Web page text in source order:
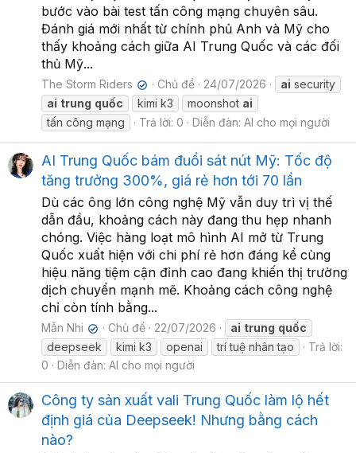
bước vào bài test tấn công mạng chuyên sâu.
Đánh giá mới nhất từ chính phủ Anh và Mỹ cho
thấy khoảng cách giữa AI Trung Quốc và các đối
thủ Mỹ...
The Storm Riders ✔ Chủ đề 24/07/2026 ai security
ai trung quốc kimi k3 moonshot ai
tấn công mạng
Trả lời: 0 Diễn đàn: AI cho mọi người
AI Trung Quốc bám đuổi sát nút Mỹ: Tốc độ
tăng trưởng 300%, giá rẻ hơn tới 70 lần
Dù các ông lớn công nghệ Mỹ vẫn duy trì vị thế
dẫn đầu, khoảng cách này đang thu hẹp nhanh
chóng. Việc hàng loạt mô hình AI mở từ Trung
Quốc xuất hiện với chi phí rẻ hơn đáng kể cùng
hiệu năng tiệm cận đỉnh cao đang khiến thị trường
dịch chuyển mạnh mẽ. Khoảng cách công nghệ
chỉ còn tính bằng...
Mẫn Nhi ✔ Chủ đề 22/07/2026 ai trung quốc
deepseek
kimi k3 openai trí tuệ nhân tạo
Trả lời:
0
Diễn đàn: AI cho mọi người
Công ty sản xuất vali Trung Quốc làm lộ hết
định giá của Deepseek! Nhưng bằng cách
nào?